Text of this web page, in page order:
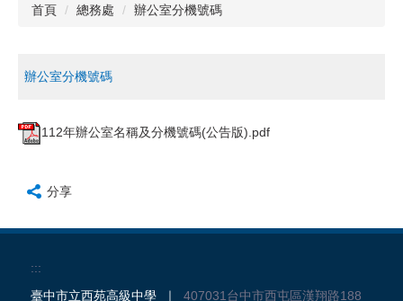
首頁 總務處 辦公室分機號碼
辦公室分機號碼
112年辦公室名稱及分機號碼(公告版).pdf
分享
:::
臺中市立西苑高級中學 ｜ 407031台中市西屯區漢翔路188